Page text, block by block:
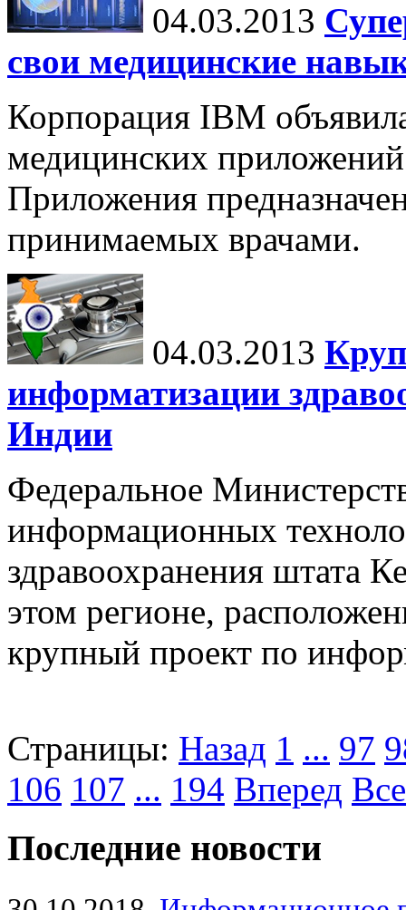
04.03.2013
свои медицинские
Корпорация IBM
медицинских
Приложения
принимаемых врачами.
04.03.2013
информатизации
Индии
Федеральное
информационных
здравоохранения штата
этом регионе,
крупный проект по
Страницы: Назад 1 ... 97
106 107 ... 194 Вперед Все
Последние новости